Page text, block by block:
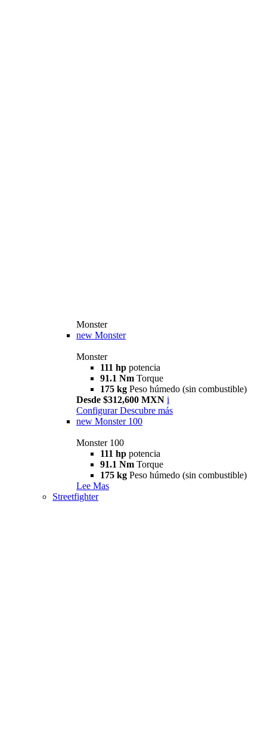
Monster
new Monster
Monster
111 hp potencia
91.1 Nm Torque
175 kg Peso húmedo (sin combustible)
Desde $312,600 MXN i
Configurar Descubre más
new Monster 100
Monster 100
111 hp potencia
91.1 Nm Torque
175 kg Peso húmedo (sin combustible)
Lee Mas
Streetfighter